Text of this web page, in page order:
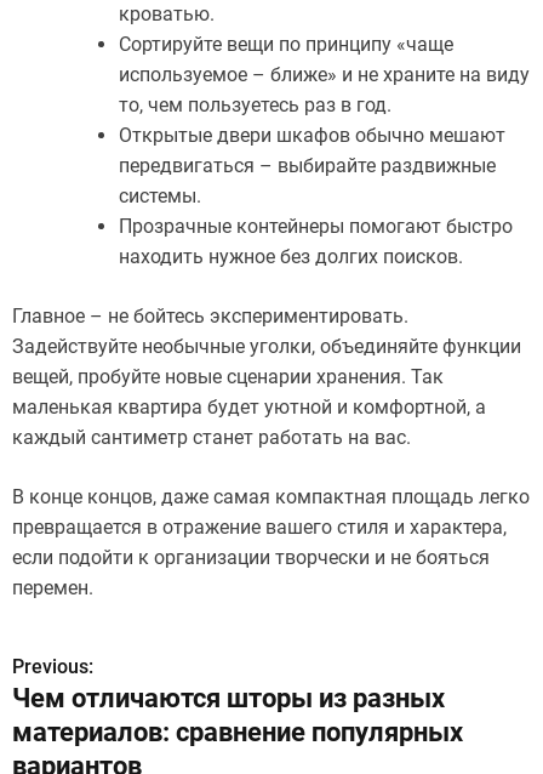
кроватью.
Сортируйте вещи по принципу «чаще
используемое – ближе» и не храните на виду
то, чем пользуетесь раз в год.
Открытые двери шкафов обычно мешают
передвигаться – выбирайте раздвижные
системы.
Прозрачные контейнеры помогают быстро
находить нужное без долгих поисков.
Главное – не бойтесь экспериментировать.
Задействуйте необычные уголки, объединяйте функции
вещей, пробуйте новые сценарии хранения. Так
маленькая квартира будет уютной и комфортной, а
каждый сантиметр станет работать на вас.
В конце концов, даже самая компактная площадь легко
превращается в отражение вашего стиля и характера,
если подойти к организации творчески и не бояться
перемен.
Н
а
в
Previous:
Чем отличаются шторы из разных
материалов: сравнение популярных
вариантов